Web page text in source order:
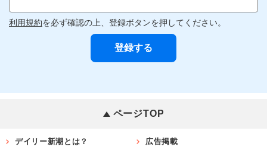
利用規約を必ず確認の上、登録ボタンを押してください。
ページTOP
デイリー新潮とは？ 広告掲載